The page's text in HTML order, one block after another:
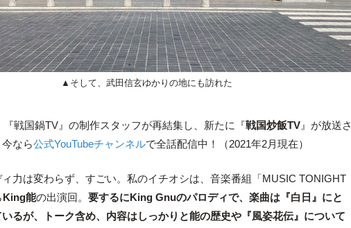
▲そして、武田信玄ゆかりの地にも訪れた
『戦国鍋TV』の制作スタッフが再結集し、新たに『戦国炒飯TV』が放送さ
なら公式YouTubeチャンネルで全話配信中！（2021年2月現在）
力は変わらず、すごい。私のイチオシは、音楽番組「MUSIC TONIGHT
King能の出演回。要するにKing Gnuのパロディで、楽曲は『白日』にと
るが、トーク含め、内容はしっかりと能の歴史や『風姿花伝』について